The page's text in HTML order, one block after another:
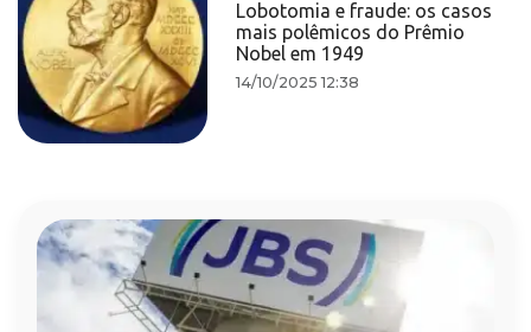
Lobotomia e fraude: os casos
mais polêmicos do Prêmio
Nobel em 1949
14/10/2025 12:38